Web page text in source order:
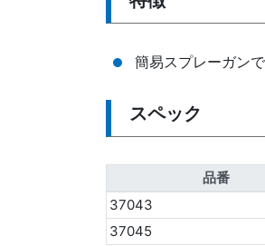
簡易スプレーガン
スペック
品番
37043
37045